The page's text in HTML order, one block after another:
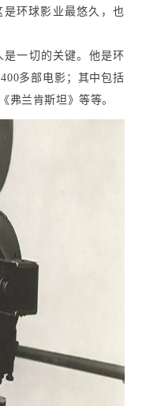
是环球影业最悠久，也
是一切的关键。他是环
多部电影；其中包括
弗兰肯斯坦》等等。